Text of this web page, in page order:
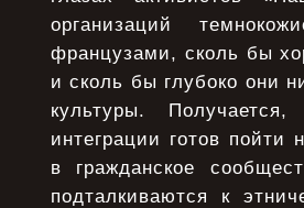
организаций
французами, сколь бы
и сколь бы глубоко они
культуры.
интеграции готов
в гражданское
подталкиваются к